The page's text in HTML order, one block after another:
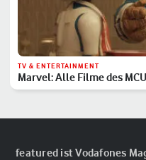
TV & ENTERTAINMENT
Marvel: Alle Filme des
Reihenfolge
featured ist Vodafones